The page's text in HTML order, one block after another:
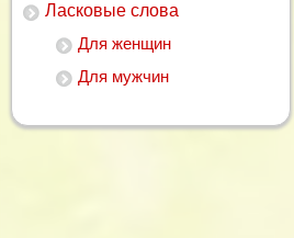
Ласковые слова
Для женщин
Для мужчин